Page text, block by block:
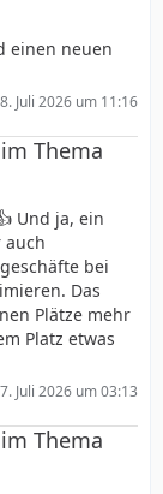
einen neuen
8. Juli 2026 um 11:16
Thema
Und ja, ein
auch
bei
Das
Plätze mehr
Platz etwas
7. Juli 2026 um 03:13
Thema